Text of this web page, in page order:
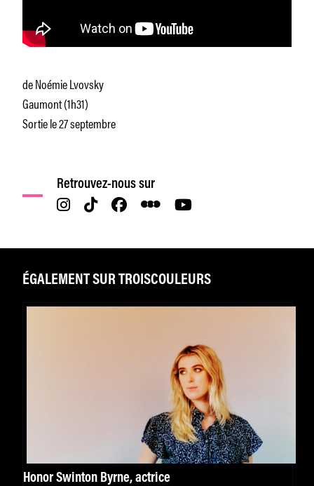
de Noémie Lvovsky
Gaumont (1h31)
Sortie le 27 septembre
Retrouvez-nous sur
ÉGALEMENT SUR TROISCOULEURS
Honor Swinton Byrne, actrice